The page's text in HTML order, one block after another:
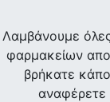
Λαμβάνουμε
φαρμακείων
βρήκατε
αναφέρετε